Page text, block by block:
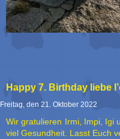
Happy 7. Birthday liebe
Freitag, den 21. Oktober 2022
Wir gratulieren Irmi, Impi, Igi
viel Gesundheit. Lasst Euch